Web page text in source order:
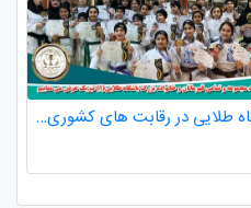
کسب مقام قهرمانی بانوان باشگاه طلایی در رقابت های کشوری کاراته